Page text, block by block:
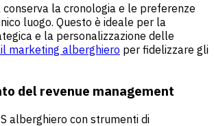
conserva la cronologia e le preferenze
luogo. Questo è ideale per la
e la personalizzazione delle
marketing alberghiero per fidelizzare gli
del revenue management
alberghiero con strumenti di